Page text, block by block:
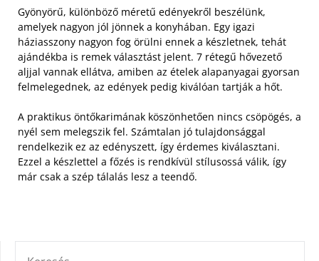
Gyönyörű, különböző méretű edényekről beszélünk,
amelyek nagyon jól jönnek a konyhában. Egy igazi
háziasszony nagyon fog örülni ennek a készletnek, tehát
ajándékba is remek választást jelent. 7 rétegű hővezető
aljjal vannak ellátva, amiben az ételek alapanyagai gyorsan
felmelegednek, az edények pedig kiválóan tartják a hőt.
A praktikus öntőkarimának köszönhetően nincs csöpögés, a
nyél sem melegszik fel. Számtalan jó tulajdonsággal
rendelkezik ez az edényszett, így érdemes kiválasztani.
Ezzel a készlettel a főzés is rendkívül stílusossá válik, így
már csak a szép tálalás lesz a teendő.